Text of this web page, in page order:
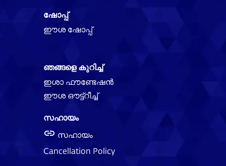
ഷോപ്പ്
ഈശ ഷോപ്പ്
ഞങ്ങളെ കുറിച്ച്
ഇശാ ഫൗണ്ടേഷൻ
ഈശ ഔട്ട്റീച്ച്
സഹായം
സഹായം
Cancellation Policy